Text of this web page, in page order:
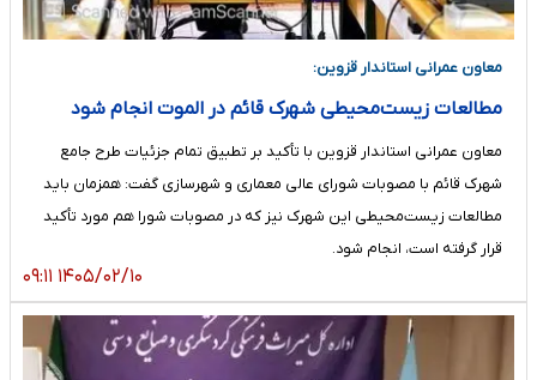
معاون عمرانی استاندار قزوین:
مطالعات زیست‌محیطی شهرک قائم در الموت انجام شود
معاون عمرانی استاندار قزوین با تأکید بر تطبیق تمام‌ جزئیات طرح جامع
شهرک قائم با مصوبات شورای عالی معماری و شهرسازی گفت: همزمان باید
مطالعات زیست‌محیطی این شهرک نیز که در مصوبات شورا هم مورد تأکید
قرار گرفته است، انجام شود.
۱۴۰۵/۰۲/۱۰ ۰۹:۱۱